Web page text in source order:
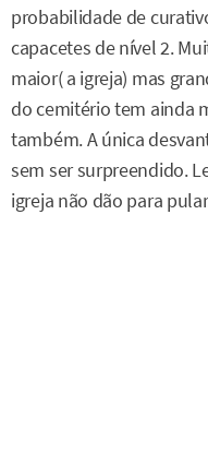
probabilidade de
capacetes de nível 2.
maior( a igreja) mas
do cemitério tem ainda
também. A única
sem ser surpreendido.
igreja não dão para